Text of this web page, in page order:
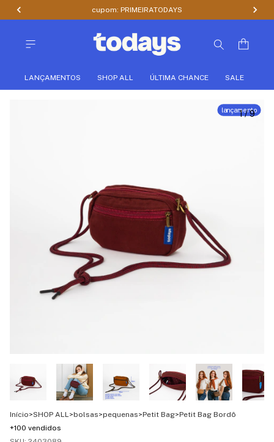
cupom: PRIMEIRATODAYS
LANÇAMENTOS SHOP ALL ÚLTIMA CHANCE SALE
lançamento
1/9
Início>SHOP ALL>bolsas>pequenas>Petit Bag>Petit Bag Bordô
+100 vendidos